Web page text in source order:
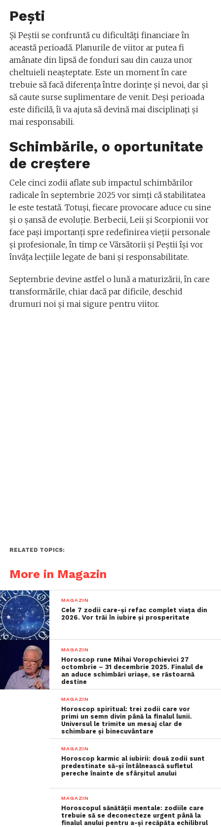
Pești
Și Peștii se confruntă cu dificultăți financiare în
această perioadă. Planurile de viitor ar putea fi
amânate din lipsă de fonduri sau din cauza unor
cheltuieli neașteptate. Este un moment în care
trebuie să facă diferența între dorințe și nevoi, dar și
să caute surse suplimentare de venit. Deși perioada
este dificilă, îi va ajuta să devină mai disciplinați și
mai responsabili.
Schimbările, o oportunitate
de creștere
Cele cinci zodii aflate sub impactul schimbărilor
radicale în septembrie 2025 vor simți că stabilitatea
le este testată. Totuși, fiecare provocare aduce cu sine
și o șansă de evoluție. Berbecii, Leii și Scorpionii vor
face pași importanți spre redefinirea vieții personale
și profesionale, în timp ce Vărsătorii și Peștii își vor
învăța lecțiile legate de bani și responsabilitate.
Septembrie devine astfel o lună a maturizării, în care
transformările, chiar dacă par dificile, deschid
drumuri noi și mai sigure pentru viitor.
RELATED TOPICS:
More in Magazin
MAGAZIN
Cele 7 zodii care-și refac complet viața din
2026. Vor trăi în iubire și prosperitate
MAGAZIN
Horoscop rune Mihai Voropchievici 27
octombrie – 31 decembrie 2025. Finalul de
an aduce schimbări uriașe, se răstoarnă
destine
MAGAZIN
Horoscop spiritual: trei zodii care vor
primi un semn divin până la finalul lunii.
Universul le trimite un mesaj clar de
schimbare și binecuvântare
MAGAZIN
Horoscop karmic al iubirii: două zodii sunt
predestinate să-și întâlnească sufletul
pereche înainte de sfârșitul anului
MAGAZIN
Horoscopul sănătății mentale: zodiile care
trebuie să se deconecteze urgent până la
finalul anului pentru a-și recăpăta echilibrul